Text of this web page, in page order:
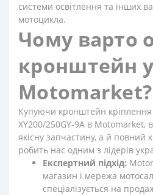
системи освітлення та інших
мотоцикла.
Чому варто
кронштейн у
Motomarket?
Купуючи кронштейн
XY200/250GY-9A в Motomarket,
якісну запчастину, а й повний
робить нас одним з лідерів
Експертний підхід:
магазин і мережа
спеціалізується на